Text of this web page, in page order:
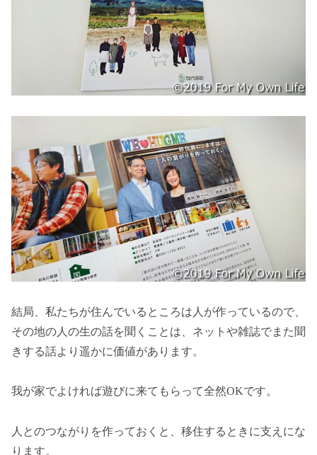
結局、私たちが住んでいるところは人が作っているので、
その地の人の生の話を聞くことは、ネットや雑誌でまた聞
きする話より遥かに価値があります。
我が家でよければ遊びに来てもらって全然OKです。
人とのつながりを作っておくと、移住するときに支えにな
ります。